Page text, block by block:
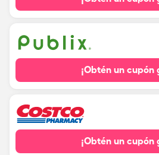
¡Obtén un cupón
¡Obtén un cupón